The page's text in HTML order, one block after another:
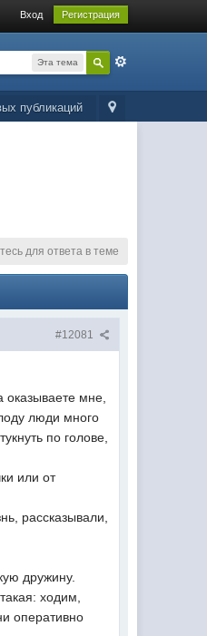
Вход Регистрация
Эта тема
публикаций
для ответа в теме
#12081
мне,
люди много
по голове,
или от
рассказывали,
дружину.
ходим,
оперативно